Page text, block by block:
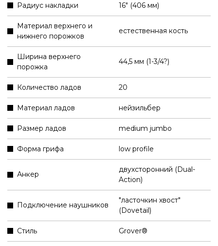
Радиус накладки 16" (406 мм)
Материал верхнего и
нижнего порожков
естественная кость
Ширина верхнего
порожка
44,5 мм (1-3/4?)
Количество ладов 20
Материал ладов нейзильбер
Размер ладов medium jumbo
Форма грифа low profile
Анкер
двухсторонний (Dual-
Action)
Подключение наушников
"ласточкин хвост"
(Dovetail)
Стиль Grover®